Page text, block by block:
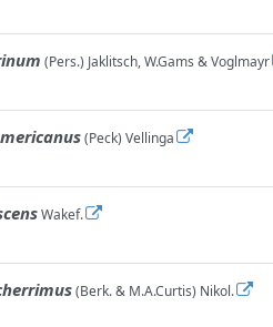
(Pers.) Jaklitsch, W.Gams & Voglmayr
(Peck) Vellinga
Wakef.
(Berk. & M.A.Curtis) Nikol.